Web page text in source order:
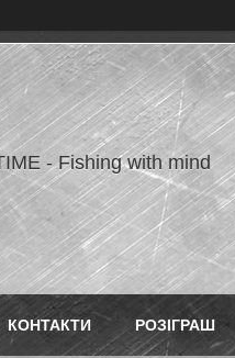
- Fishing with mind
КОНТАКТИ РОЗІГРАШ